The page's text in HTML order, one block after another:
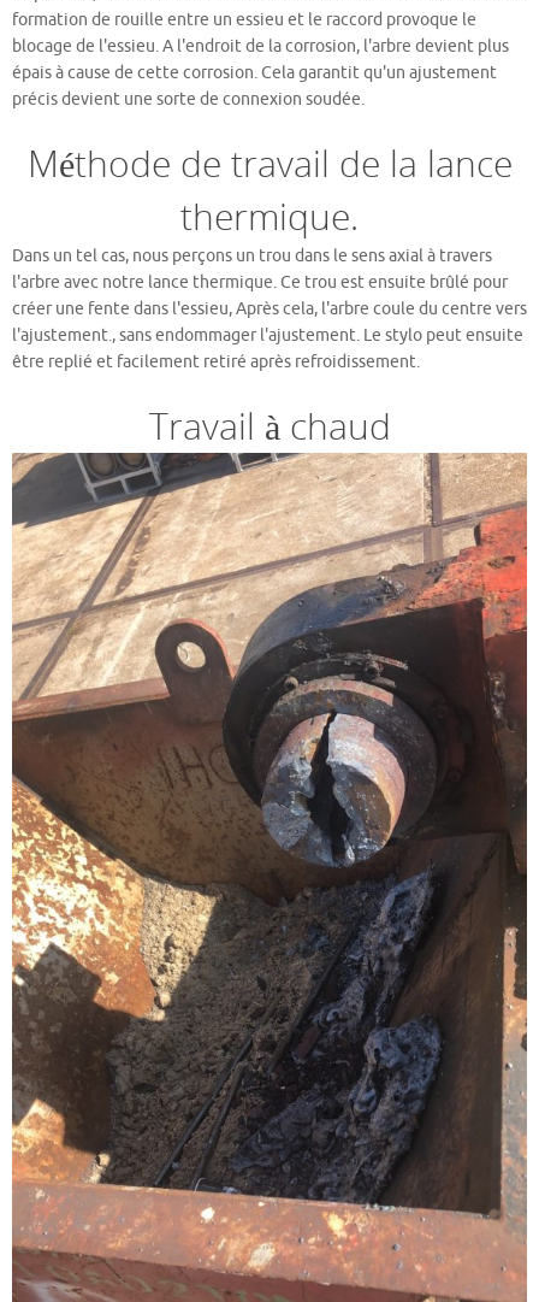
formation de rouille entre un essieu et le raccord provoque le
blocage de l'essieu. A l'endroit de la corrosion, l'arbre devient plus
épais à cause de cette corrosion. Cela garantit qu'un ajustement
précis devient une sorte de connexion soudée.
Méthode de travail de la lance
thermique.
Dans un tel cas, nous perçons un trou dans le sens axial à travers
l'arbre avec notre lance thermique. Ce trou est ensuite brûlé pour
créer une fente dans l'essieu, Après cela, l'arbre coule du centre vers
l'ajustement., sans endommager l'ajustement. Le stylo peut ensuite
être replié et facilement retiré après refroidissement.
Travail à chaud